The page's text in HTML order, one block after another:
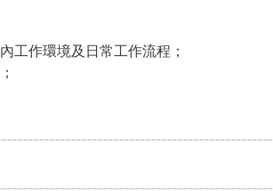
工作環境及日常工作流程；